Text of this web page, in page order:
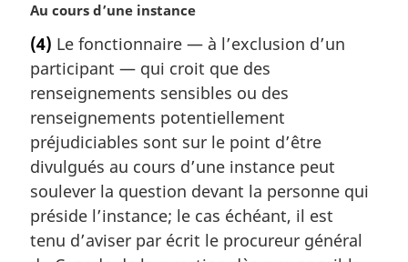
N
t
e
m
a
g
i
n
a
l
e
Au cours d’une instance
(4) Le fonctionnaire — à l’exclusion d’un
participant — qui croit que des
renseignements sensibles ou des
renseignements potentiellement
préjudiciables sont sur le point d’être
divulgués au cours d’une instance peut
soulever la question devant la personne qui
préside l’instance; le cas échéant, il est
tenu d’aviser par écrit le procureur général